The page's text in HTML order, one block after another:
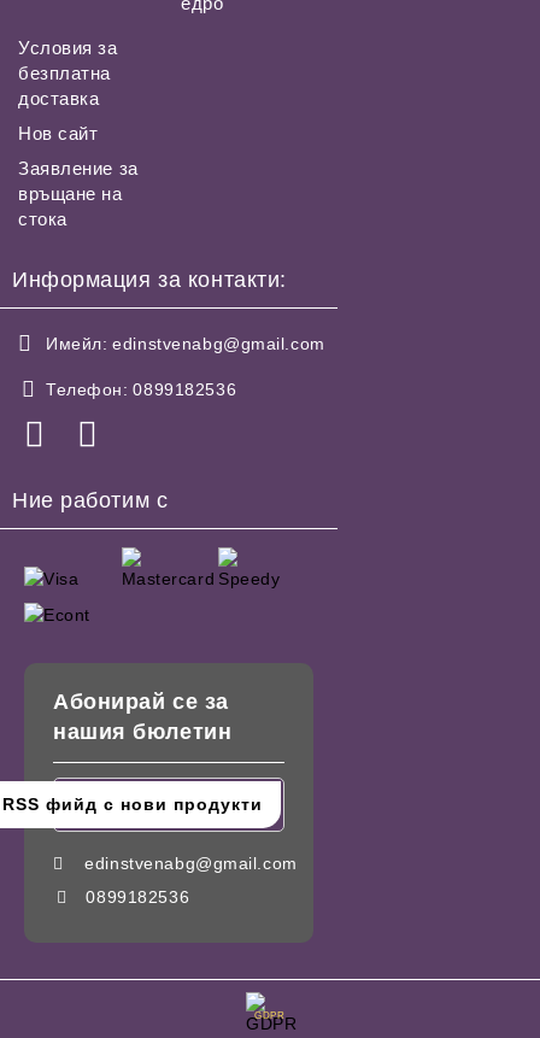
Условия за
безплатна
доставка
Нов сайт
Заявление за
връщане на
стока
Информация за контакти:
Имейл: edinstvenabg@gmail.com
Телефон: 0899182536
Ние работим с
Абонирай се за
нашия бюлетин
edinstvenabg@gmail.com
0899182536
GDPR